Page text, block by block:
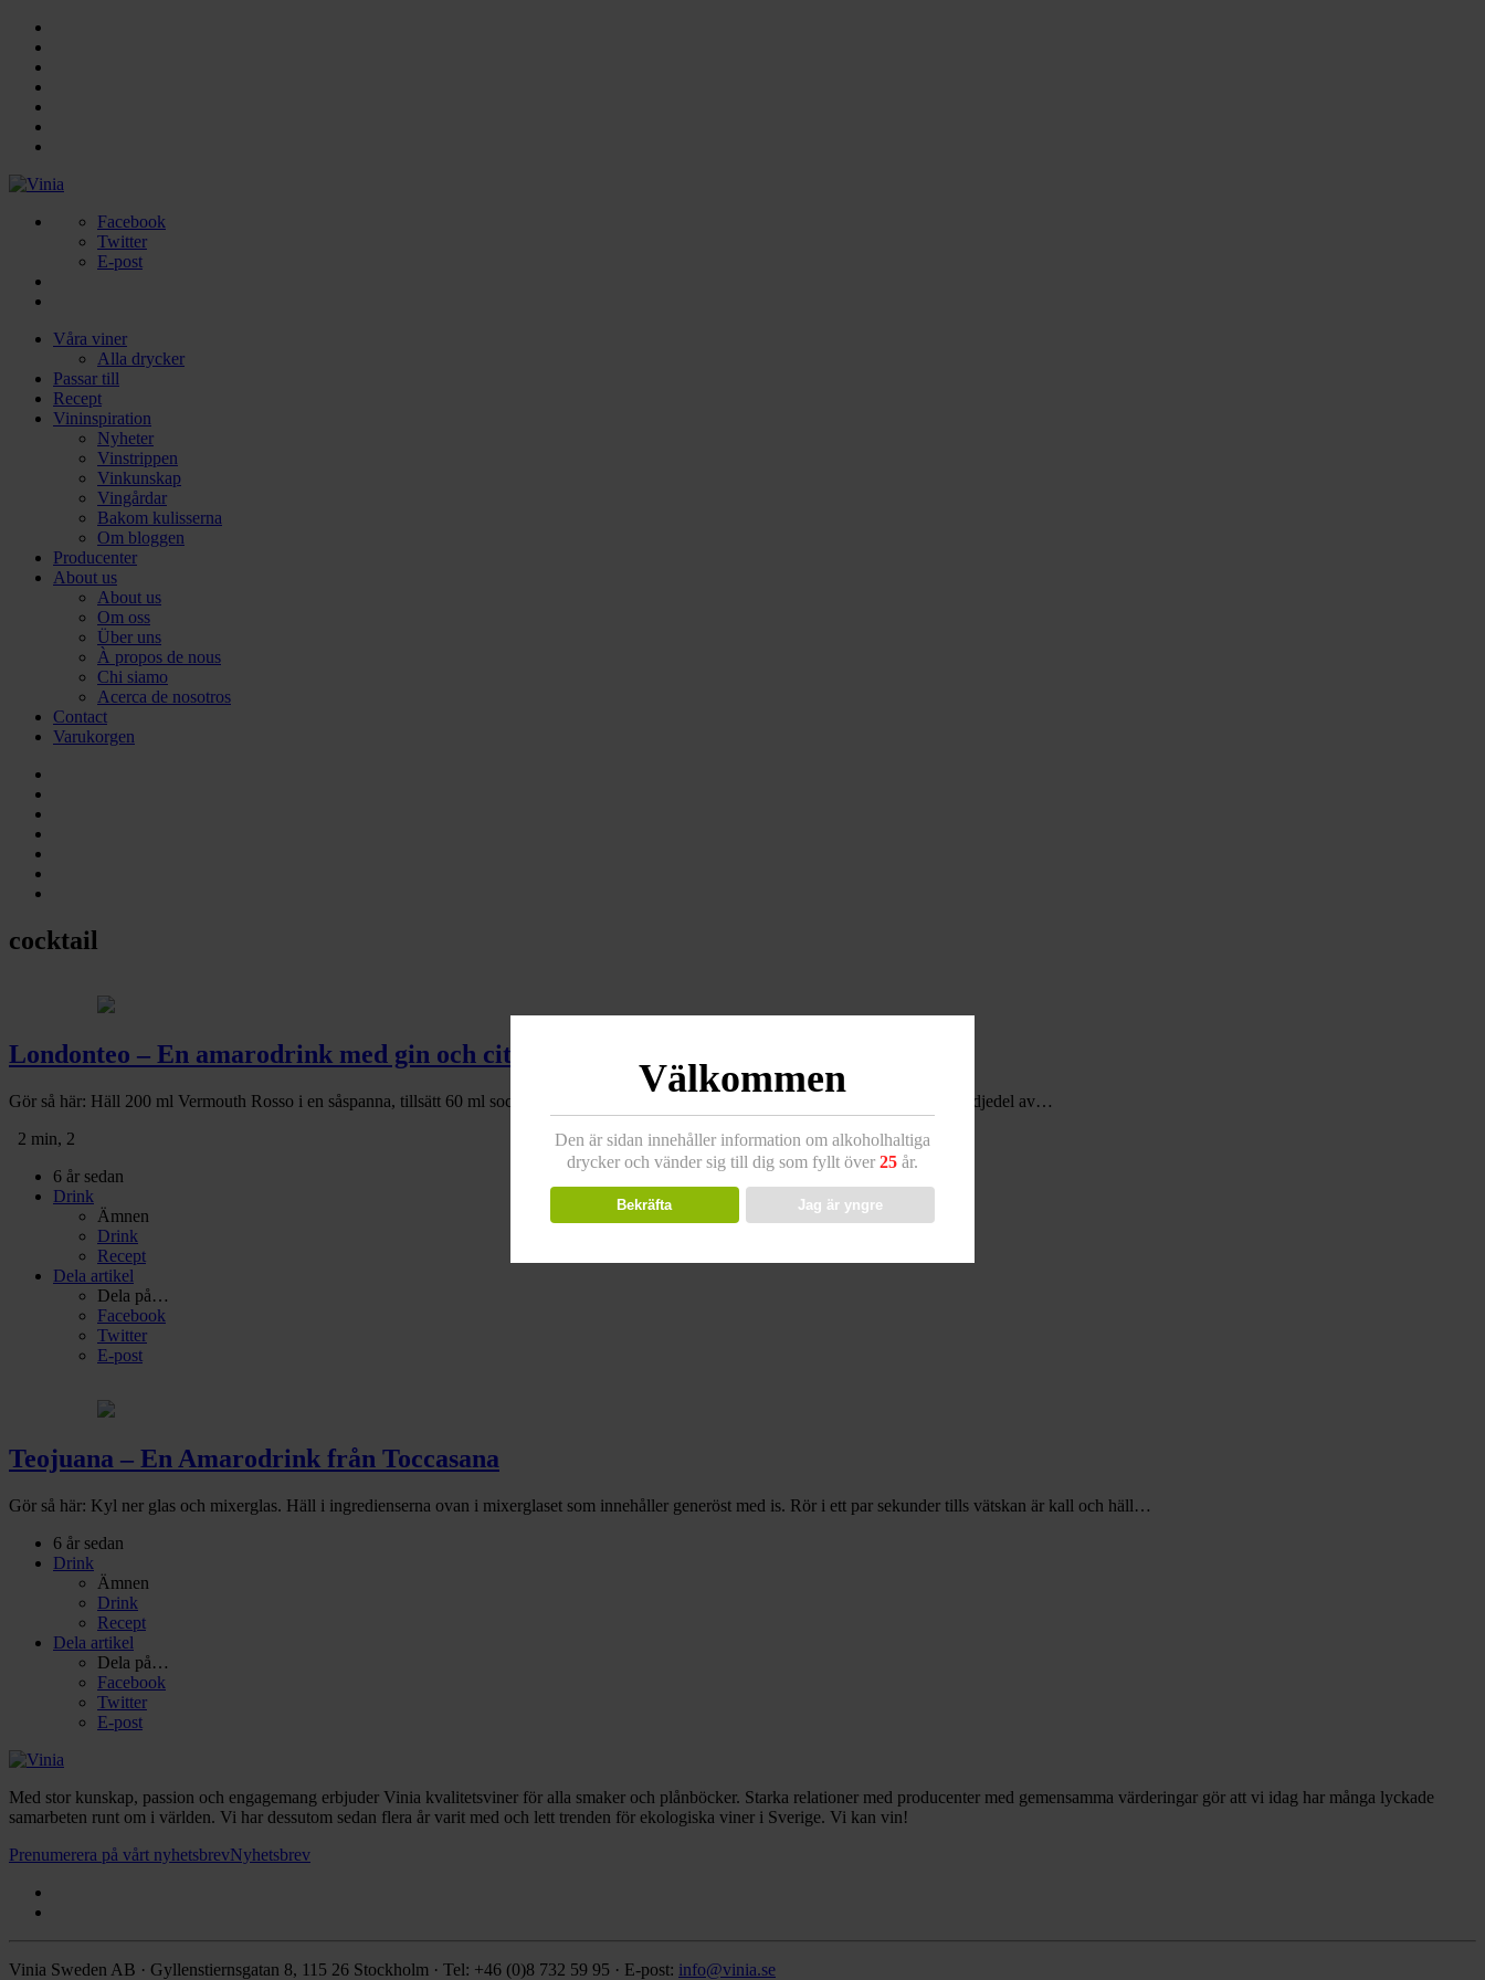
Facebook
Twitter
E-post
Våra viner
Alla drycker
Passar till
Recept
Vininspiration
Nyheter
Vinstrippen
Vinkunskap
Vingårdar
Bakom kulisserna
Om bloggen
Producenter
About us
About us
Om oss
Über uns
À propos de nous
Chi siamo
Acerca de nosotros
Contact
Varukorgen
cocktail
Londonteo – En amarodrink med gin och citrustoner
Gör så här: Häll 200 ml Vermouth Rosso i en såspanna, tillsätt 60 ml sockerlag och låt koka lätt i ett par minuter tills det reducerat till en tredjedel av…
2 min, 2
6 år sedan
Drink
Ämnen
Drink
Recept
Dela artikel
Dela på…
Facebook
Twitter
E-post
Teojuana – En Amarodrink från Toccasana
Gör så här: Kyl ner glas och mixerglas. Häll i ingredienserna ovan i mixerglaset som innehåller generöst med is. Rör i ett par sekunder tills vätskan är kall och häll…
6 år sedan
Drink
Ämnen
Drink
Recept
Dela artikel
Dela på…
Facebook
Twitter
E-post
Med stor kunskap, passion och engagemang erbjuder Vinia kvalitetsviner för alla smaker och plånböcker. Starka relationer med producenter med gemensamma värderingar gör att vi idag har många lyckade
samarbeten runt om i världen. Vi har dessutom sedan flera år varit med och lett trenden för ekologiska viner i Sverige. Vi kan vin!
Prenumerera på vårt nyhetsbrevNyhetsbrev
Vinia Sweden AB · Gyllenstiernsgatan 8, 115 26 Stockholm · Tel: +46 (0)8 732 59 95 · E-post: info@vinia.se
Välkommen
Den är sidan innehåller information om alkoholhaltiga
drycker och vänder sig till dig som fyllt över 25 år.
Bekräfta Jag är yngre